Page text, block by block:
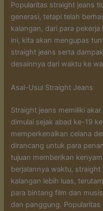
Popularitas straight jeans
generasi, tetapi telah
kalangan, dari para
ini, kita akan mengupas
straight jeans serta
desainnya dari waktu ke
Asal-Usul Straight Jeans
Straight jeans memiliki
dimulai sejak abad ke-19
memperkenalkan celana
dirancang untuk para
tujuan memberikan
berjalannya waktu, straight
kalangan lebih luas,
para bintang film dan
dan panggung.